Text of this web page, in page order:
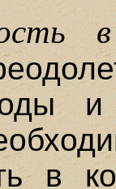
в
и
в